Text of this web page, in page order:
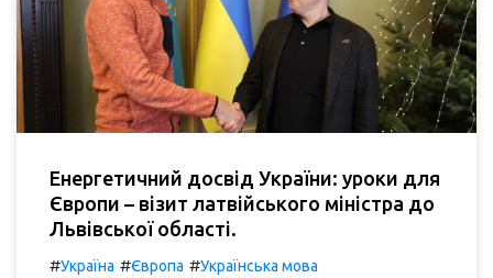
Енергетичний досвід України: уроки для
Європи – візит латвійського міністра до
Львівської області.
#Україна #Європа #Українська мова